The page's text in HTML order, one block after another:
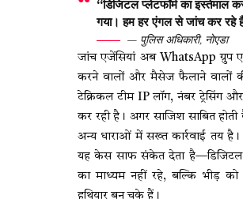
“डिजिटल प्लेटफॉर्म का इस्तेमाल
गया। हम हर एंगल से जांच कर रहे
— पुलिस अधिकारी, नोएडा
जांच एजेंसियां अब WhatsApp ग्रुप
करने वालों और मैसेज फैलाने वालों
टेक्निकल टीम IP लॉग, नंबर ट्रेसिंग
कर रही है। अगर साजिश साबित
अन्य धाराओं में सख्त कार्रवाई तय
यह केस साफ संकेत देता है—डिजिटल
का माध्यम नहीं रहे, बल्कि भीड़
हथियार बन चुके हैं।